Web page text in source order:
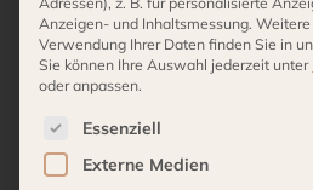
Brenndauer: 35
Pflege-Anleitung:
Die richtige Pflege einer
die Haltbarkeit
Anzeigen- und Inhaltsmessung. Weitere
Verwendung Ihrer Daten finden Sie in
Sie können Ihre Auswahl jederzeit unter
oder anpassen.
Es folgt eine Liste der
Essenziell
Externe Medien